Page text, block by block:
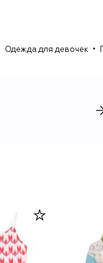
Одежда для девочек